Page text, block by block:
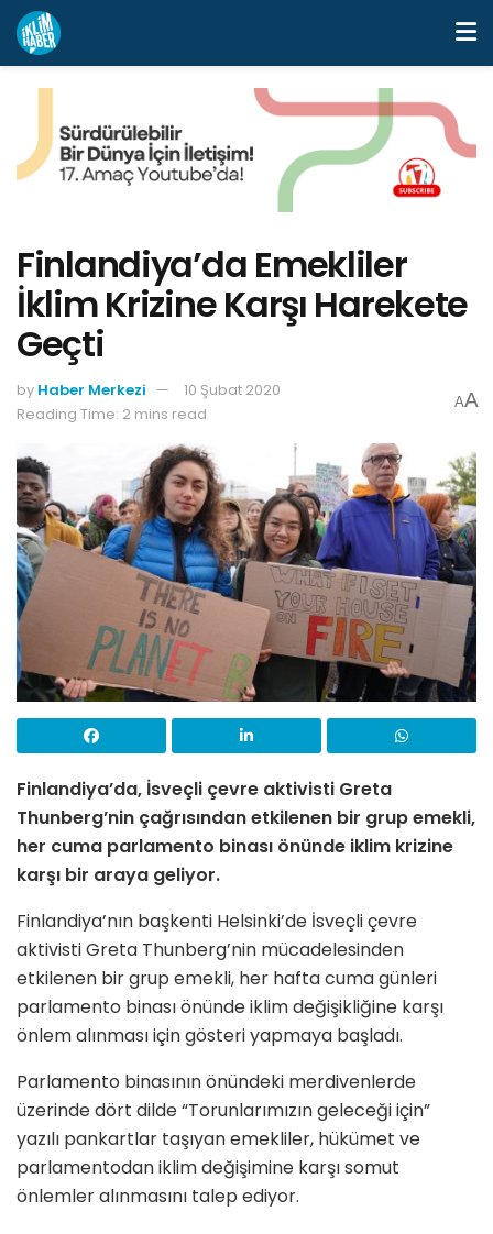
Finlandiya’da Emekliler
İklim Krizine Karşı Harekete
Geçti
by Haber Merkezi
10 Şubat 2020
Reading Time: 2 mins read
AA
Finlandiya’da, İsveçli çevre aktivisti Greta
Thunberg’nin çağrısından etkilenen bir grup emekli,
her cuma parlamento binası önünde iklim krizine
karşı bir araya geliyor.
Finlandiya’nın başkenti Helsinki’de İsveçli çevre
aktivisti Greta Thunberg’nin mücadelesinden
etkilenen bir grup emekli, her hafta cuma günleri
parlamento binası önünde iklim değişikliğine karşı
önlem alınması için gösteri yapmaya başladı.
Parlamento binasının önündeki merdivenlerde
üzerinde dört dilde “Torunlarımızın geleceği için”
yazılı pankartlar taşıyan emekliler, hükümet ve
parlamentodan iklim değişimine karşı somut
önlemler alınmasını talep ediyor.